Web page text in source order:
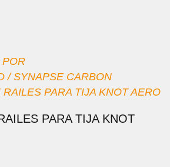
POR
/SYNAPSE CARBON
PARA TIJA KNOT AERO
PARA TIJA KNOT